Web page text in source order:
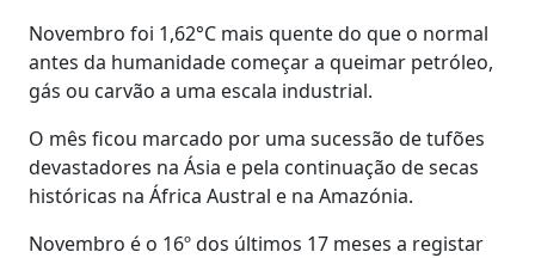
Novembro foi 1,62°C mais quente do que o normal
antes da humanidade começar a queimar petróleo,
gás ou carvão a uma escala industrial.
O mês ficou marcado por uma sucessão de tufões
devastadores na Ásia e pela continuação de secas
históricas na África Austral e na Amazónia.
Novembro é o 16º dos últimos 17 meses a registar